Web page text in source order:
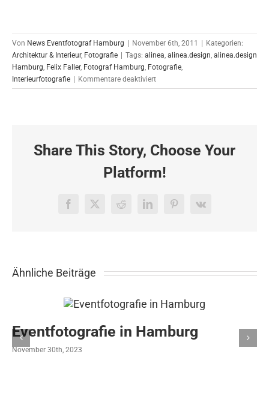
Von News Eventfotograf Hamburg | November 6th, 2011 | Kategorien:
Architektur & Interieur, Fotografie | Tags: alinea alinea.design alinea.design
Hamburg Felix Faller, Fotograf Hamburg Fotografie
Interieurfotografie | Kommentare deaktiviertfür
Interieurfotografie
Share This Story, Choose Your
Platform!
Facebook
X RedditLinkedInPinterest
Vk
Ähnliche Beiträge
Eventfotografie in Hamburg
November 30th, 2023